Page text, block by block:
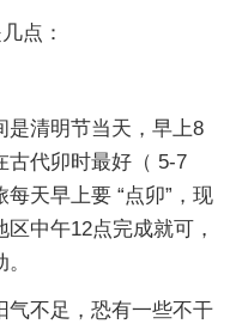
点：
是清明节当天，早上8
古代卯时最好（ 5-7
每天早上要 “点卯”，现
中午12点完成就可，
气不足，恐有一些不干